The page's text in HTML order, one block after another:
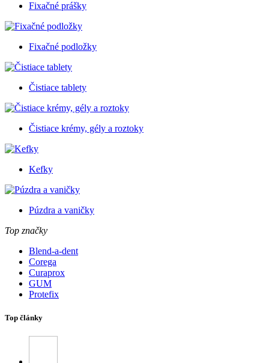
Fixačné prášky
Fixačné podložky
Čistiace tablety
Čistiace krémy, gély a roztoky
Kefky
Púzdra a vaničky
Top značky
Blend-a-dent
Corega
Curaprox
GUM
Protefix
Top články